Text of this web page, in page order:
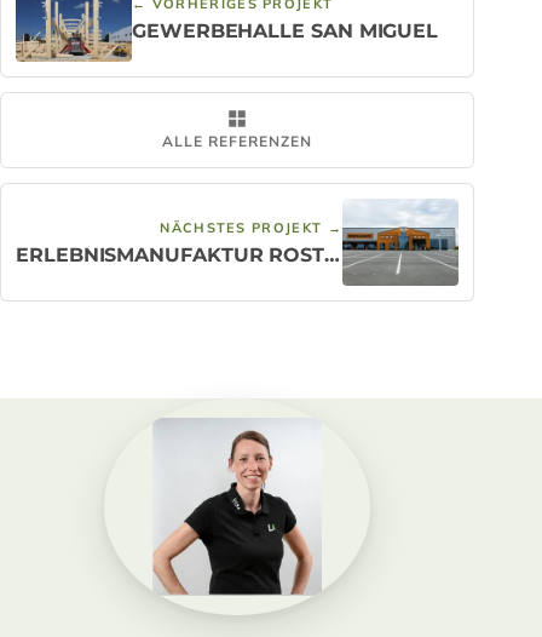
GEWERBEHALLE SAN MIGUEL
ALLE REFERENZEN
NÄCHSTES PROJEKT →
ERLEBNISMANUFAKTUR ROSTOCK